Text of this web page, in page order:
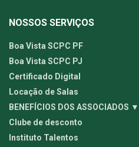
NOSSOS SERVIÇOS
Boa Vista SCPC PF
Boa Vista SCPC PJ
Certificado Digital
Locação de Salas
BENEFÍCIOS DOS ASSOCIADOS ▼
Clube de desconto
Instituto Talentos